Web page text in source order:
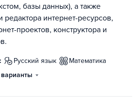
базы данных), а также
редактора интернет-ресурсов,
проектов, конструктора и
русский язык
математика